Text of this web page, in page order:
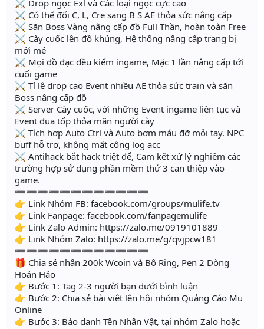
⚔️ Drop ngọc Exl và Các loại ngọc cực cao
⚔️ Có thể đổi C, L, Cre sang B S AE thỏa sức nâng cấp
⚔️ Săn Boss Vàng nâng cấp đồ Full Thần, hoàn toàn Free
⚔️ Cày cuốc lên đồ khủng, Hệ thống nâng cấp trang bị
mới mẻ
⚔️ Mọi đồ đạc đều kiếm ingame, Mặc 1 lần nâng cấp tới
cuối game
⚔️ Tỉ lệ drop cao Event nhiều AE thỏa sức train và săn
Boss nâng cấp đồ
⚔️ Server Cày cuốc, với những Event ingame liên tục và
Event đua tốp thỏa mãn người cày
⚔️ Tích hợp Auto Ctrl và Auto bơm máu đỡ mỏi tay. NPC
buff hỗ trợ, không mất công log acc
⚔️ Antihack bắt hack triệt để, Cam kết xử lý nghiêm các
trường hợp sử dụng phần mềm thứ 3 can thiệp vào
game.
➖➖➖➖➖➖➖➖➖➖➖➖
👉 Link Nhóm FB: facebook.com/groups/mulife.tv
👉 Link Fanpage: facebook.com/fanpagemulife
👉 Link Zalo Admin: https://zalo.me/0919101889
👉 Link Nhóm Zalo: https://zalo.me/g/qvjpcw181
➖➖➖➖➖➖➖➖➖➖➖➖
🎁 Chia sẻ nhận 200k Wcoin và Bộ Ring, Pen 2 Dòng
Hoản Hảo
👉 Bước 1: Tag 2-3 người bạn dưới bình luận
👉 Bước 2: Chia sẻ bài viêt lên hội nhóm Quảng Cáo Mu
Online
👉 Bước 3: Báo danh Tên Nhân Vật, tại nhóm Zalo hoặc